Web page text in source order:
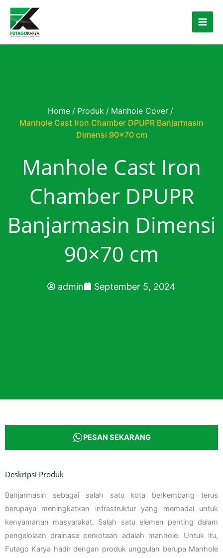
Skip to content
Home / Produk / Manhole Cover /
Manhole Cast Iron Chamber DPUPR Banjarmasin
Dimensi 90×70 cm
Manhole Cast Iron
Chamber DPUPR
Banjarmasin Dimensi
90×70 cm
admin September 5, 2024
PESAN SEKARANG
Deskripsi Produk
Banjarmasin sebagai salah satu kota berkembang terus
berupaya meningkatkan infrastruktur yang memadai untuk
kenyamanan masyarakat. Salah satu elemen penting dalam
pengelolaan drainase perkotaan adalah manhole. Untuk itu,
Futago Karya hadir dengan produk unggulan berupa Manhole